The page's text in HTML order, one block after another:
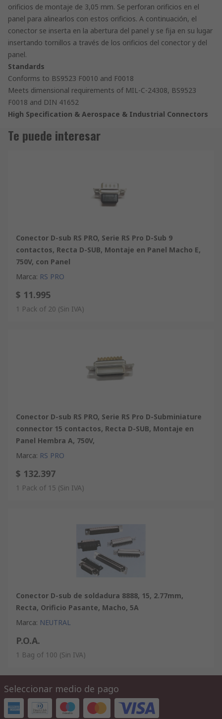
orificios de montaje de 3,05 mm. Se perforan orificios en el
panel para alinearlos con estos orificios. A continuación, el
conector se inserta en la abertura del panel y se fija en su lugar
insertando tornillos a través de los orificios del conector y del
panel.
Standards
Conforms to BS9523 F0010 and F0018
Meets dimensional requirements of MIL-C-24308, BS9523
F0018 and DIN 41652
High Specification & Aerospace & Industrial Connectors
Te puede interesar
Conector D-sub RS PRO, Serie RS Pro D-Sub 9
contactos, Recta D-SUB, Montaje en Panel Macho E,
750V, con Panel
Marca: RS PRO
$ 11.995
1 Pack of 20 (Sin IVA)
Conector D-sub RS PRO, Serie RS Pro D-Subminiature
connector 15 contactos, Recta D-SUB, Montaje en
Panel Hembra A, 750V,
Marca: RS PRO
$ 132.397
1 Pack of 15 (Sin IVA)
Conector D-sub de soldadura 8888, 15, 2.77mm,
Recta, Orificio Pasante, Macho, 5A
Marca: NEUTRAL
P.O.A.
1 Bag of 100 (Sin IVA)
Seleccionar medio de pago